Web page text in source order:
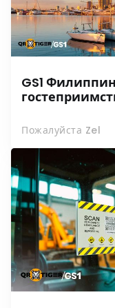
GS1
Пожалуйста Zel